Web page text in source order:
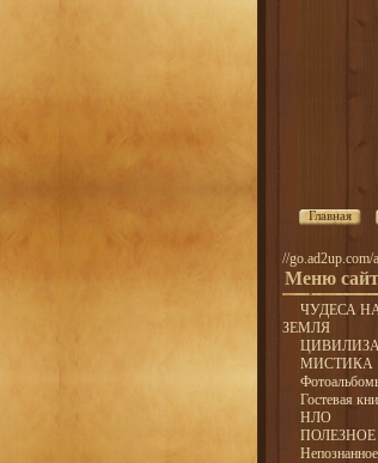
Главная
//
Меню
ЧУДЕСА
ЗЕМЛЯ
МИСТИКА
Гостевая
НЛО
ПОЛЕЗНОЕ
Непознанное